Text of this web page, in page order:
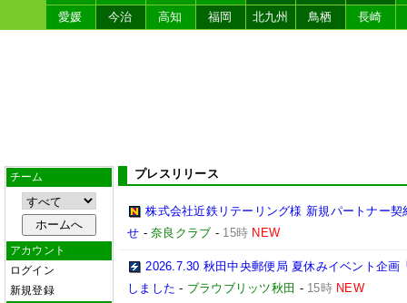
愛媛
今治 高知 福岡 北九州 鳥栖 長崎
チーム
アカウント
ログイン
新規登録
プレスリリース
株式会社近鉄リテーリング様 新規パートナー
せ -奈良クラブ - 15時 NEW
2026.7.30 秋田中央郵便局 夏休みイベント企
しました - ブラウブリッツ秋田 - 15時 NEW